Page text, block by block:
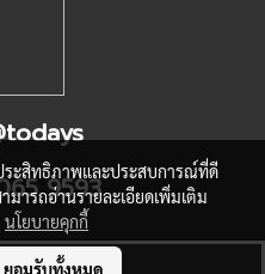
9593
MakeWebEasy.com
ระสิทธิภาพและประสบการณ์ที่ดี
มารถอ่านรายละเอียดเพิ่มเติม
นโยบายคุกกี้
ยอมรับทั้งหมด